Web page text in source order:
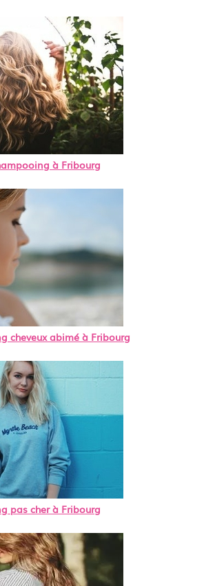
à Fribourg
cheveux abimé à Fribourg
pas cher à Fribourg